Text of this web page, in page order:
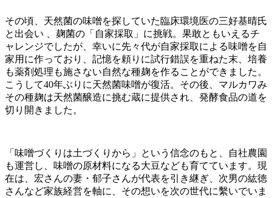
その頃、天然菌の味噌を探していた臨床環境医の三好基晴氏
と出会い 、麹菌の「自家採取」に挑戦。果敢ともいえるチ
ャレンジでしたが、幸いに先々代が自家採取による味噌を自
家用に作っており、記憶を頼りに試行錯誤を重ねた末、培養
も薬剤処理も施さない自然な種麹を作ることができました。
こうして40年ぶりに天然菌味噌が復活。その後、マルカワみ
その種麹は天然菌醸造に挑む蔵に提供され、発酵食品の道を
切り開きました。
「味噌づくりは土づくりから」という信念のもと、自社農園
も運営し、味噌の原材料になる大豆なども育てています。現
在は、宏さんの妻・郁子さんが代表を引き継ぎ、次男の紘徳
さんなど家族経営を軸に、その想いを次の世代に繫いでいま